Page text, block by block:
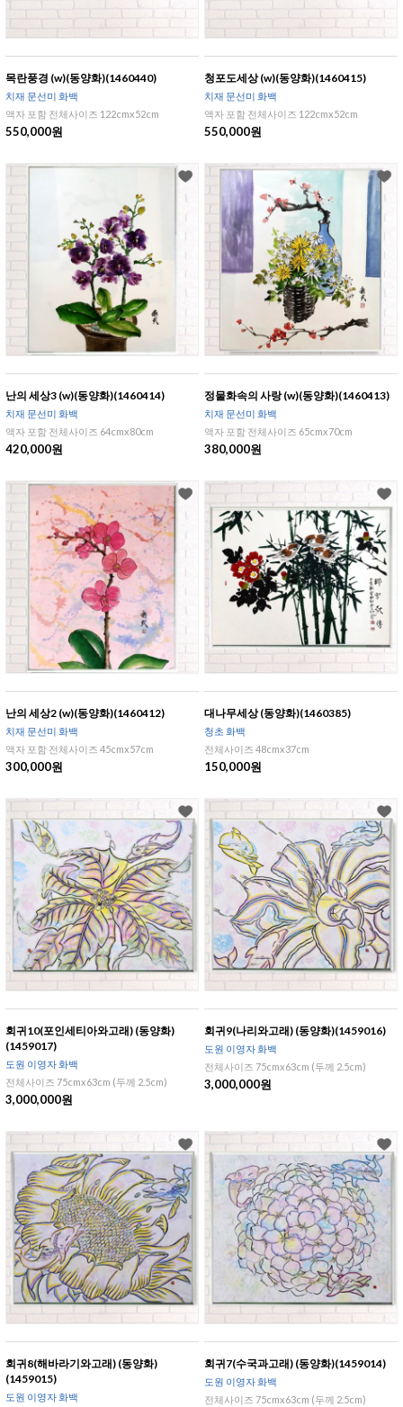
목란풍경 (w)(동양화)(1460440)
치재 문선미 화백
액자 포함 전체사이즈 122cmx52cm
550,000원
청포도세상 (w)(동양화)(1460415)
치재 문선미 화백
액자 포함 전체사이즈 122cmx52cm
550,000원
난의 세상3 (w)(동양화)(1460414)
치재 문선미 화백
액자 포함 전체사이즈 64cmx80cm
420,000원
정물화속의 사랑 (w)(동양화)(1460413)
치재 문선미 화백
액자 포함 전체사이즈 65cmx70cm
380,000원
난의 세상2 (w)(동양화)(1460412)
치재 문선미 화백
액자 포함 전체사이즈 45cmx57cm
300,000원
대나무세상 (동양화)(1460385)
청초 화백
전체사이즈 48cmx37cm
150,000원
회귀10(포인세티아와고래) (동양화)
(1459017)
도원 이영자 화백
전체사이즈 75cmx63cm (두께 2.5cm)
3,000,000원
회귀9(나리와고래) (동양화)(1459016)
도원 이영자 화백
전체사이즈 75cmx63cm (두께 2.5cm)
3,000,000원
회귀8(해바라기와고래) (동양화)
(1459015)
도원 이영자 화백
회귀7(수국과고래) (동양화)(1459014)
도원 이영자 화백
전체사이즈 75cmx63cm (두께 2.5cm)